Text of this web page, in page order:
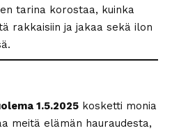
tarina korostaa, kuinka
rakkaisiin ja jakaa sekä ilon
1.5.2025 kosketti monia
meitä elämän hauraudesta,